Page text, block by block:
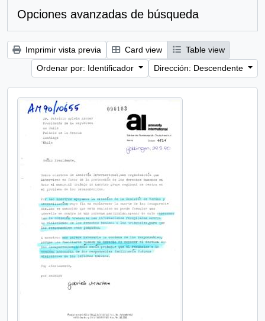
Opciones avanzadas de búsqueda
Imprimir vista previa Card view
Table view
Ordenar por: Identificador
Dirección: Descendente